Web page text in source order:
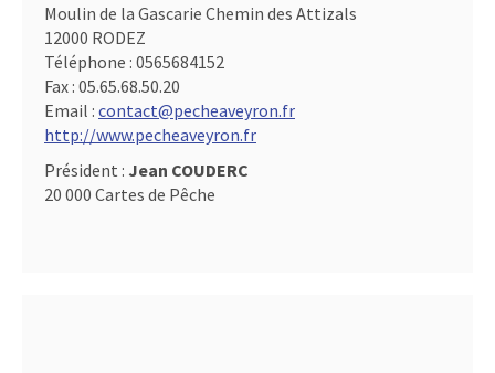
Moulin de la Gascarie Chemin des Attizals
12000 RODEZ
Téléphone : 0565684152
Fax : 05.65.68.50.20
Email : contact@pecheaveyron.fr
http://www.pecheaveyron.fr
Président : Jean COUDERC
20 000 Cartes de Pêche